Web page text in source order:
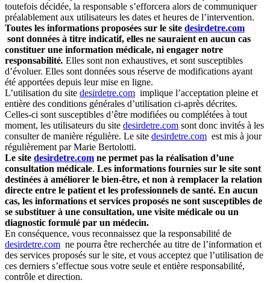
toutefois décidée, la responsable s’efforcera alors de communiquer
préalablement aux utilisateurs les dates et heures de l’intervention.
Toutes les informations proposées sur le site desirdetre.com
sont données à titre indicatif, elles ne sauraient en aucun cas
constituer une information médicale, ni engager notre
responsabilité. Elles sont non exhaustives, et sont susceptibles
d’évoluer. Elles sont données sous réserve de modifications ayant
été apportées depuis leur mise en ligne.
L’utilisation du site desirdetre.com implique l’acceptation pleine et
entière des conditions générales d’utilisation ci-après décrites.
Celles-ci sont susceptibles d’être modifiées ou complétées à tout
moment, les utilisateurs du site desirdetre.com sont donc invités à les
consulter de manière régulière. Le site desirdetre.com est mis à jour
régulièrement par Marie Bertolotti.
Le site desirdetre.com ne permet pas la réalisation d’une
consultation médicale. Les informations fournies sur le site sont
destinées à améliorer le bien-être, et non à remplacer la relation
directe entre le patient et les professionnels de santé. En aucun
cas, les informations et services proposés ne sont susceptibles de
se substituer à une consultation, une visite médicale ou un
diagnostic formulé par un médecin.
En conséquence, vous reconnaissez que la responsabilité de
desirdetre.com ne pourra être recherchée au titre de l’information et
des services proposés sur le site, et vous acceptez que l’utilisation de
ces derniers s’effectue sous votre seule et entière responsabilité,
contrôle et direction.